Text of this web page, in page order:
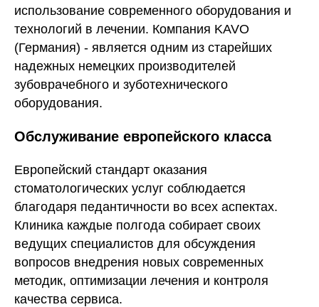
использование современного оборудования и
технологий в лечении. Компания KAVO
(Германия) - является одним из старейших
надежных немецких производителей
зубоврачебного и зуботехнического
оборудования.
Обслуживание европейского класса
Европейский стандарт оказания
стоматологических услуг соблюдается
благодаря педантичности во всех аспектах.
Клиника каждые полгода собирает своих
ведущих специалистов для обсуждения
вопросов внедрения новых современных
методик, оптимизации лечения и контроля
качества сервиса.